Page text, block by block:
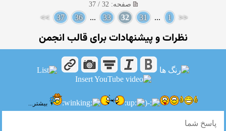
صفحه: 32 / 37
<<
1
...
31
32
33
...
36
37
>>
نظرات و پیشنهادات برای قالب انجمن
بیشتر...